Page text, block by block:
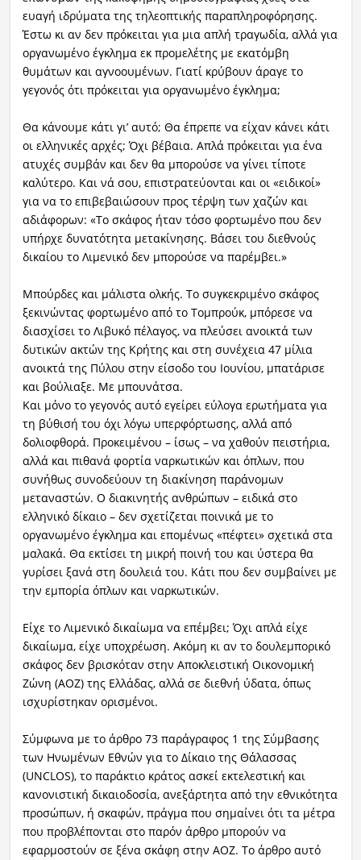
ευαγή ιδρύματα της τηλεοπτικής παραπληροφόρησης.
Έστω κι αν δεν πρόκειται για μια απλή τραγωδία, αλλά για
οργανωμένο έγκλημα εκ προμελέτης με εκατόμβη
θυμάτων και αγνοουμένων. Γιατί κρύβουν άραγε το
γεγονός ότι πρόκειται για οργανωμένο έγκλημα;
Θα κάνουμε κάτι γι’ αυτό; Θα έπρεπε να είχαν κάνει κάτι
οι ελληνικές αρχές; Όχι βέβαια. Απλά πρόκειται για ένα
ατυχές συμβάν και δεν θα μπορούσε να γίνει τίποτε
καλύτερο. Και νά σου, επιστρατεύονται και οι «ειδικοί»
για να το επιβεβαιώσουν προς τέρψη των χαζών και
αδιάφορων: «Το σκάφος ήταν τόσο φορτωμένο που δεν
υπήρχε δυνατότητα μετακίνησης. Βάσει του διεθνούς
δικαίου το Λιμενικό δεν μπορούσε να παρέμβει.»
Μπούρδες και μάλιστα ολκής. Το συγκεκριμένο σκάφος
ξεκινώντας φορτωμένο από το Τομπρούκ, μπόρεσε να
διασχίσει το Λιβυκό πέλαγος, να πλεύσει ανοικτά των
δυτικών ακτών της Κρήτης και στη συνέχεια 47 μίλια
ανοικτά της Πύλου στην είσοδο του Ιουνίου, μπατάρισε
και βούλιαξε. Με μπουνάτσα.
Και μόνο το γεγονός αυτό εγείρει εύλογα ερωτήματα για
τη βύθισή του όχι λόγω υπερφόρτωσης, αλλά από
δολιοφθορά. Προκειμένου – ίσως – να χαθούν πειστήρια,
αλλά και πιθανά φορτία ναρκωτικών και όπλων, που
συνήθως συνοδεύουν τη διακίνηση παράνομων
μεταναστών. Ο διακινητής ανθρώπων – ειδικά στο
ελληνικό δίκαιο – δεν σχετίζεται ποινικά με το
οργανωμένο έγκλημα και επομένως «πέφτει» σχετικά στα
μαλακά. Θα εκτίσει τη μικρή ποινή του και ύστερα θα
γυρίσει ξανά στη δουλειά του. Κάτι που δεν συμβαίνει με
την εμπορία όπλων και ναρκωτικών.
Είχε το Λιμενικό δικαίωμα να επέμβει; Όχι απλά είχε
δικαίωμα, είχε υποχρέωση. Ακόμη κι αν το δουλεμπορικό
σκάφος δεν βρισκόταν στην Αποκλειστική Οικονομική
Ζώνη (ΑΟΖ) της Ελλάδας, αλλά σε διεθνή ύδατα, όπως
ισχυρίστηκαν ορισμένοι.
Σύμφωνα με το άρθρο 73 παράγραφος 1 της Σύμβασης
των Ηνωμένων Εθνών για το Δίκαιο της Θάλασσας
(UNCLOS), το παράκτιο κράτος ασκεί εκτελεστική και
κανονιστική δικαιοδοσία, ανεξάρτητα από την εθνικότητα
προσώπων, ή σκαφών, πράγμα που σημαίνει ότι τα μέτρα
που προβλέπονται στο παρόν άρθρο μπορούν να
εφαρμοστούν σε ξένα σκάφη στην ΑΟΖ. Το άρθρο αυτό